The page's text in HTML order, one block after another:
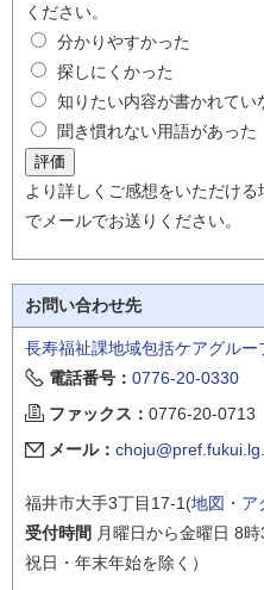
ください。
分かりやすかった
探しにくかった
知りたい内容が書かれてい
聞き慣れない用語があった
より詳しくご感想をいただける
でメールでお送りください。
お問い合わせ先
長寿福祉課地域包括ケアグルー
電話番号： 0776-20-0330
ファックス： 0776-20-0713
メール：
福井市大手3丁目17-1(地図・ア
受付時間 月曜日から金曜日 8
祝日・年末年始を除く）